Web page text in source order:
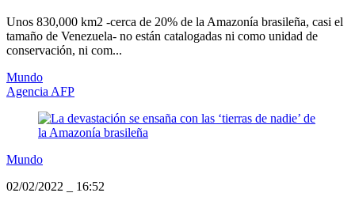
Unos 830,000 km2 -cerca de 20% de la Amazonía brasileña, casi el
tamaño de Venezuela- no están catalogadas ni como unidad de
conservación, ni com...
Mundo
Agencia AFP
Mundo
02/02/2022
16:52